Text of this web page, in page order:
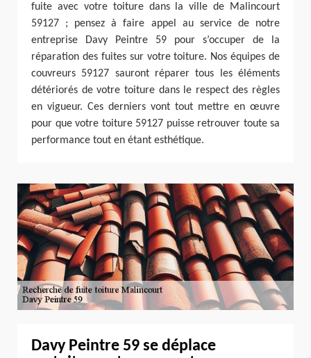
fuite avec votre toiture dans la ville de Malincourt
59127 ; pensez à faire appel au service de notre
entreprise Davy Peintre 59 pour s’occuper de la
réparation des fuites sur votre toiture. Nos équipes de
couvreurs 59127 sauront réparer tous les éléments
détériorés de votre toiture dans le respect des règles
en vigueur. Ces derniers vont tout mettre en œuvre
pour que votre toiture 59127 puisse retrouver toute sa
performance tout en étant esthétique.
Davy Peintre 59 se déplace